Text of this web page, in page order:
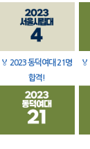
🏅 2023 동덕여대 21명
합격!
🏅